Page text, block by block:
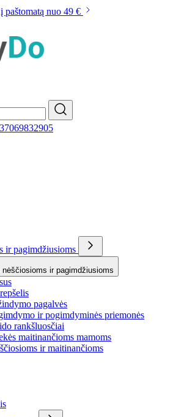
paštomatą nuo 49 €
ir pagimdžiusioms
nėščiosioms ir pagimdžiusioms
pagalvės
ir pogimdyminės priemonės
rankšluosčiai
maitinančioms mamoms
ir maitinančioms